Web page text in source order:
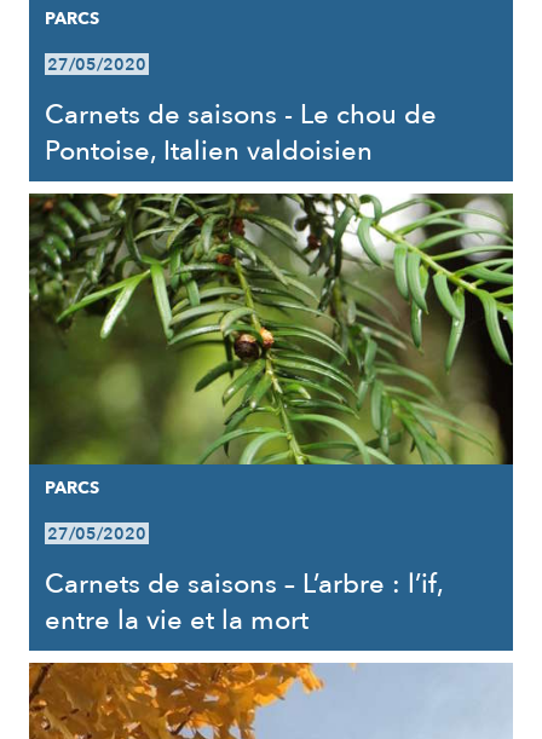
PARCS
27/05/2020
Carnets de saisons - Le chou de
Pontoise, Italien valdoisien
PARCS
27/05/2020
Carnets de saisons – L’arbre : l’if,
entre la vie et la mort